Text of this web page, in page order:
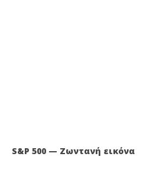
S&P 500 — Ζωντανή εικόνα